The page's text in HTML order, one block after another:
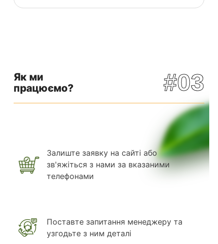
Як ми
працюємо?
#03
Залиште заявку на сайті або
зв'яжіться з нами за вказаними
телефонами
Поставте запитання менеджеру та
узгодьте з ним деталі